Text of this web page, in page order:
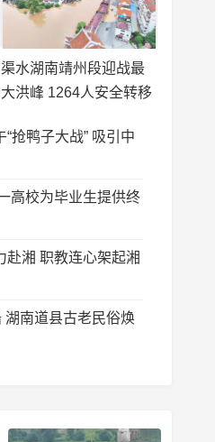
渠水湖南靖州段迎战最
大洪峰 1264人安全转移
抢鸭子大战” 吸引中
高校为毕业生提供终
赴湘 职教连心架起湘
湖南道县古老民俗焕